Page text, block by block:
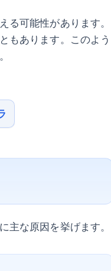
可能性があります。
もあります。このよう
な原因を挙げます。